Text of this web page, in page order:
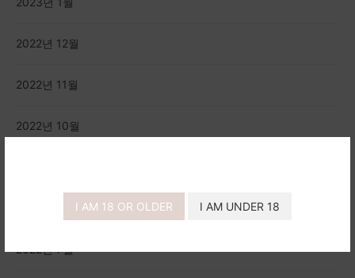
I AM 18 OR OLDER I AM UNDER 18
2022년 12월
2022년 11월
2022년 10월
2022년 7월